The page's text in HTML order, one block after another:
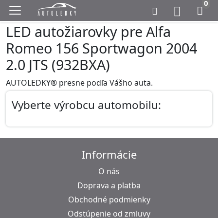
0
LED autožiarovky pre Alfa
Romeo 156 Sportwagon 2004
2.0 JTS (932BXA)
AUTOLEDKY® presne podľa Vášho auta.
Vyberte výrobcu automobilu:
Informácie
O nás
Doprava a platba
Obchodné podmienky
Odstúpenie od zmluvy